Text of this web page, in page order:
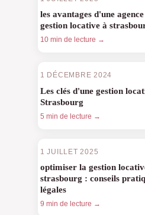
les avantages d'une
gestion locative à
10 min de lecture →
1 DÉCEMBRE 2024
Les clés d'une gestion
Strasbourg
5 min de lecture →
1 JUILLET 2025
optimiser la gestion
strasbourg : conseils
légales
9 min de lecture →